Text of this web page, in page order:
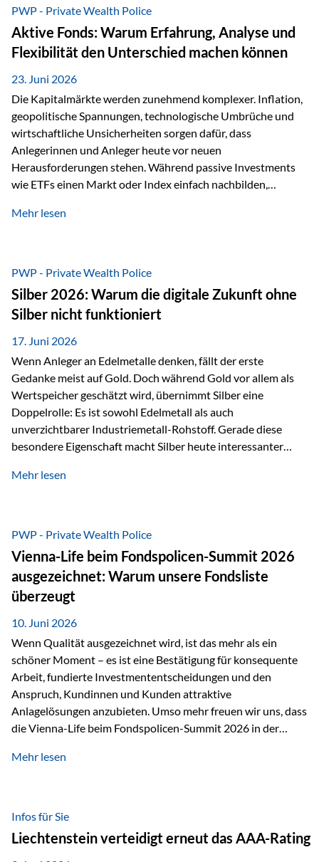
Nostalgie dar, sondern ist die modernste und strategisch
klügste Antwort auf globale Instabilität. Physische Werte
und der richtige Rechtsstandort sind heute keine bloße
Option mehr, sondern eine strategische Notwendigkeit. 1.
Der massive Aufwand hinter einem winzigen…
PWP - Private Wealth Police
Aktive Fonds: Warum Erfahrung, Analyse und
Flexibilität den Unterschied machen können
23. Juni 2026
Die Kapitalmärkte werden zunehmend komplexer. Inflation,
geopolitische Spannungen, technologische Umbrüche und
wirtschaftliche Unsicherheiten sorgen dafür, dass
Anlegerinnen und Anleger heute vor neuen
Herausforderungen stehen. Während passive Investments
wie ETFs einen Markt oder Index einfach nachbilden,
setzen auf die Expertise erfahrener Fondsmanager, die
Veränderungen geprägt ist, kann diese aktive
Herangehensweise einen entscheidenden Mehrwert bieten.
Was zeichnet aktive Fonds aus? Aktive Fonds verfolgen das
Ziel, nicht nur einen Markt abzubilden, sondern gezielt
Anlageentscheidungen zu treffen. Fondsmanager
analysieren Unternehmen,…
Mehr lesen
PWP - Private Wealth Police
Silber 2026: Warum die digitale Zukunft ohne
Silber nicht funktioniert
17. Juni 2026
Wenn Anleger an Edelmetalle denken, fällt der erste
Gedanke meist auf Gold. Doch während Gold vor allem als
Wertspeicher geschätzt wird, übernimmt Silber eine
Doppelrolle: Es ist sowohl Edelmetall als auch
unverzichtbarer Industriemetall-Rohstoff. Gerade diese
besondere Eigenschaft macht Silber heute interessanter
elektrischer – und genau dort spielt Silber eine
Leitfähigkeit aller Metalle. Diese Eigenschaft macht es für
zahlreiche Zukunftstechnologien praktisch unverzichtbar.
Silber findet sich unter anderem in: Solarmodulen
Elektrofahrzeugen Halbleitern Smartphones und Tablets…
Mehr lesen
PWP - Private Wealth Police
Vienna-Life beim Fondspolicen-Summit 2026
ausgezeichnet: Warum unsere Fondsliste
überzeugt
10. Juni 2026
Wenn Qualität ausgezeichnet wird, ist das mehr als ein
schöner Moment – es ist eine Bestätigung für konsequente
Arbeit, fundierte Investmententscheidungen und den
Anspruch, Kundinnen und Kunden attraktive
Anlagelösungen anzubieten. Umso mehr freuen wir uns, dass
die Vienna-Life beim Fondspolicen-Summit 2026 in der
dieser Ehrung ist der renommierte Fondspolicenreport der
analysiert und verglichen wurden. Das Ergebnis: Die ETF-
Auswahl der Vienna-Life zählt zu den drei besten Angeboten
am Markt. Für uns ist diese Auszeichnung eine Bestätigung
Mehr lesen
Infos für Sie
Liechtenstein verteidigt erneut das AAA-Rating